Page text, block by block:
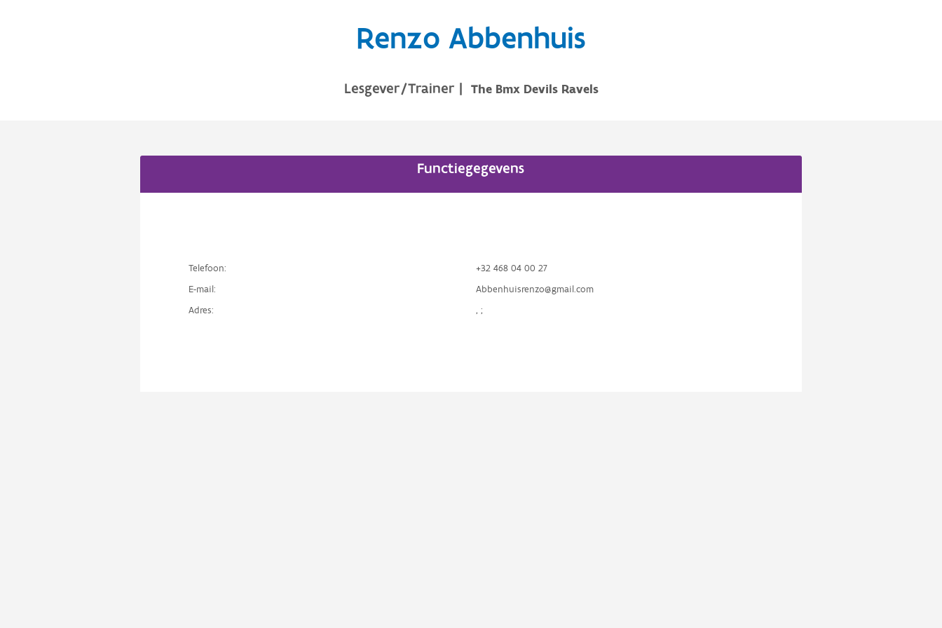
Renzo Abbenhuis
Lesgever/Trainer | The Bmx Devils Ravels
Functiegegevens
Telefoon:
+32 468 04 00 27
E-mail:
Abbenhuisrenzo@gmail.com
Adres:
, ;